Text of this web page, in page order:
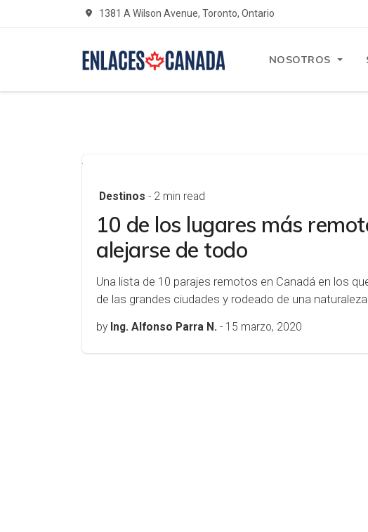
1381 A Wilson Avenue, Toronto, Ontario
NOSOTROS
Destinos - 2 min read
10 de los lugares más
alejarse de todo
Una lista de 10 parajes remotos en Canadá en los
de las grandes ciudades y rodeado de una
by Ing. Alfonso Parra N. - 15 marzo, 2020